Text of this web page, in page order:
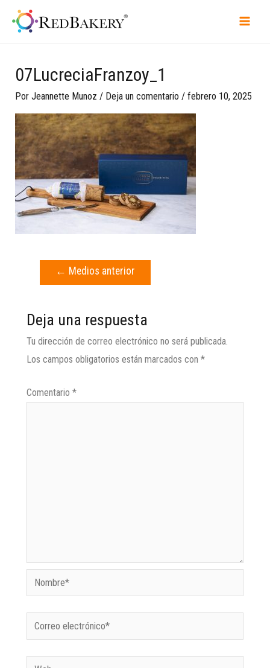
07LucreciaFranzoy_1
PorJeannette Munoz / Deja un comentario /febrero 10, 2025
← Medios anterior
Deja una respuesta
Tu dirección de correo electrónico no será publicada.
Los campos obligatorios están marcados con *
Comentario *